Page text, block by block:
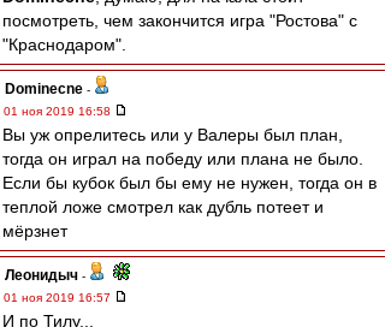
посмотреть, чем закончится игра "Ростова" с
"Краснодаром".
Dominecne -
01 ноя 2019 16:58
Вы уж опрелитесь или у Валеры был план,
тогда он играл на победу или плана не было.
Если бы кубок был бы ему не нужен, тогда он в
теплой ложе смотрел как дубль потеет и
мёрзнет
Леонидыч -
01 ноя 2019 16:57
И по Тилу...